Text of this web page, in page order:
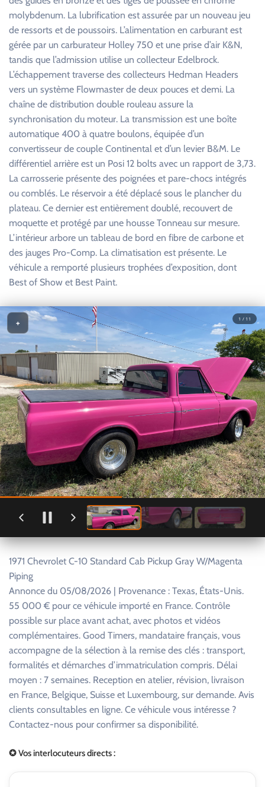
molybdenum. La lubrification est assurée par un nouveau jeu
de ressorts et de poussoirs. L’alimentation en carburant est
gérée par un carburateur Holley 750 et une prise d’air K&N,
tandis que l’admission utilise un collecteur Edelbrock.
L’échappement traverse des collecteurs Hedman Headers
vers un système Flowmaster de deux pouces et demi. La
chaîne de distribution double rouleau assure la
synchronisation du moteur. La transmission est une boîte
automatique 400 à quatre boulons, équipée d’un
convertisseur de couple Continental et d’un levier B&M. Le
différentiel arrière est un Posi 12 bolts avec un rapport de 3,73.
La carrosserie présente des poignées et pare-chocs intégrés
ou comblés. Le réservoir a été déplacé sous le plancher du
plateau. Ce dernier est entièrement doublé, recouvert de
moquette et protégé par une housse Tonneau sur mesure.
L’intérieur arbore un tableau de bord en fibre de carbone et
des jauges Pro-Comp. La climatisation est présente. Le
véhicule a remporté plusieurs trophées d’exposition, dont
Best of Show et Best Paint.
1 / 11
+
1971 Chevrolet C-10 Standard Cab Pickup Gray W/Magenta
Piping
Annonce du 05/08/2026 | Provenance : Texas, États-Unis.
55 000 € pour ce véhicule importé en France. Contrôle
possible sur place avant achat, avec photos et vidéos
complémentaires. Good Timers, mandataire français, vous
accompagne de la sélection à la remise des clés : transport,
formalités et démarches d’immatriculation compris. Délai
moyen : 7 semaines. Reception en atelier, révision, livraison
en France, Belgique, Suisse et Luxembourg, sur demande. Avis
clients consultables en ligne. Ce véhicule vous intéresse ?
Contactez-nous pour confirmer sa disponibilité.
✪ Vos interlocuteurs directs :